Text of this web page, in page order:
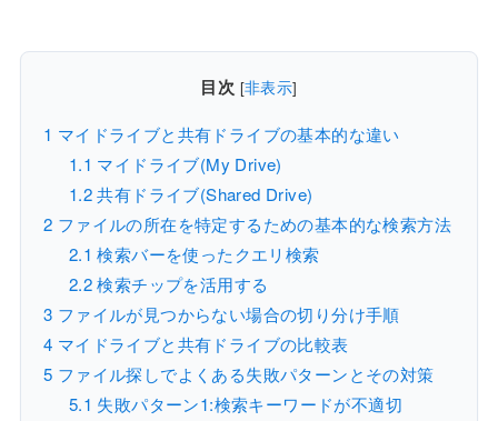
目次 [非表示]
1 マイドライブと共有ドライブの基本的な違い
1.1 マイドライブ(My Drive)
1.2共有ドライブ(Shared Drive)
2 ファイルの所在を特定するための基本的な検索方法
2.1 検索バーを使ったクエリ検索
2.2検索チップを活用する
3 ファイルが見つからない場合の切り分け手順
4 マイドライブと共有ドライブの比較表
5 ファイル探しでよくある失敗パターンとその対策
5.1 失敗パターン1:検索キーワードが不適切